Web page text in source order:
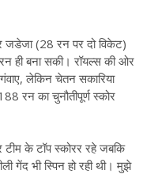
जडेजा (28 रन पर दो विकेट)
ही बना सकी। रॉयल्स की ओर
लेकिन चेतन सकारिया
रन का चुनौतीपूर्ण स्कोर
के टॉप स्कोरर रहे जबकि
गेंद भी स्पिन हो रही थी। मुझे